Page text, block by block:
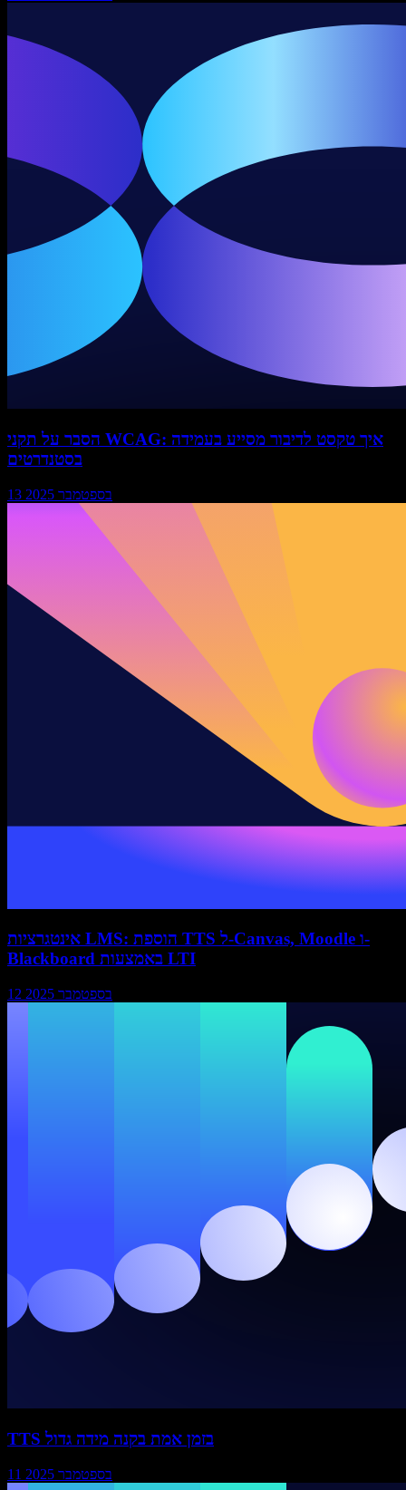
הסבר על תקני WCAG: איך טקסט לדיבור מסייע בעמידה
בסטנדרטים
13 בספטמבר 2025
אינטגרציות LMS: הוספת TTS ל-Canvas, Moodle ו-
Blackboard באמצעות LTI
12 בספטמבר 2025
TTS בזמן אמת בקנה מידה גדול
11 בספטמבר 2025